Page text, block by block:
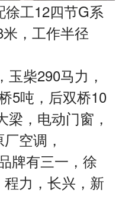
工12四节G系
，工作半径
柴290马力，
5吨，后双桥10
，电动门窗，
空调，
牌有三一，徐
力，长兴，新